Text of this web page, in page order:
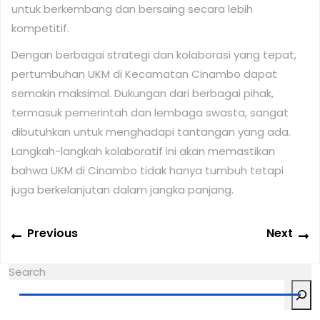
untuk berkembang dan bersaing secara lebih
kompetitif.
Dengan berbagai strategi dan kolaborasi yang tepat,
pertumbuhan UKM di Kecamatan Cinambo dapat
semakin maksimal. Dukungan dari berbagai pihak,
termasuk pemerintah dan lembaga swasta, sangat
dibutuhkan untuk menghadapi tantangan yang ada.
Langkah-langkah kolaboratif ini akan memastikan
bahwa UKM di Cinambo tidak hanya tumbuh tetapi
juga berkelanjutan dalam jangka panjang.
Post
navigation
Previous Next
Search